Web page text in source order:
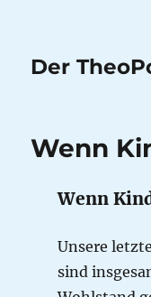
Der
Wenn
Wenn
Unsere
sind